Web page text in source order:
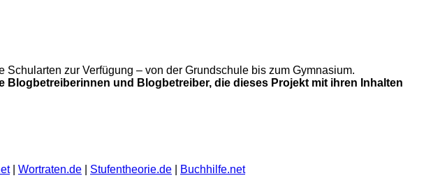
zur Verfügung – von der Grundschule bis zum Gymnasium.
und Blogbetreiber, die dieses Projekt mit ihren Inhalten
| Wortraten.de Stufentheorie.de Buchhilfe.net